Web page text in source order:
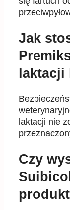
Jak
laktacji nie
Czy